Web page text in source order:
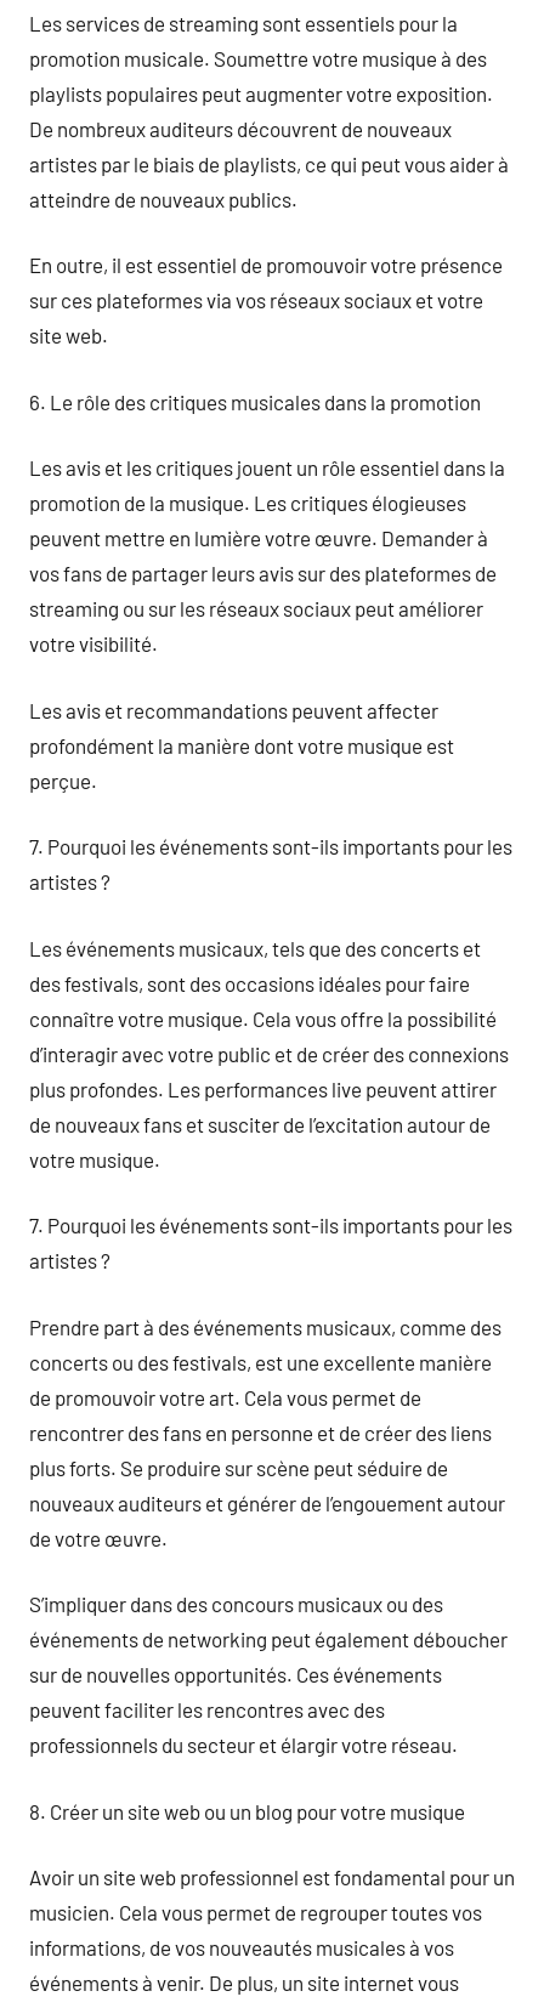
Les services de streaming sont essentiels pour la
promotion musicale. Soumettre votre musique à des
playlists populaires peut augmenter votre exposition.
De nombreux auditeurs découvrent de nouveaux
artistes par le biais de playlists, ce qui peut vous aider à
atteindre de nouveaux publics.
En outre, il est essentiel de promouvoir votre présence
sur ces plateformes via vos réseaux sociaux et votre
site web.
6. Le rôle des critiques musicales dans la promotion
Les avis et les critiques jouent un rôle essentiel dans la
promotion de la musique. Les critiques élogieuses
peuvent mettre en lumière votre œuvre. Demander à
vos fans de partager leurs avis sur des plateformes de
streaming ou sur les réseaux sociaux peut améliorer
votre visibilité.
Les avis et recommandations peuvent affecter
profondément la manière dont votre musique est
perçue.
7. Pourquoi les événements sont-ils importants pour les
artistes ?
Les événements musicaux, tels que des concerts et
des festivals, sont des occasions idéales pour faire
connaître votre musique. Cela vous offre la possibilité
d’interagir avec votre public et de créer des connexions
plus profondes. Les performances live peuvent attirer
de nouveaux fans et susciter de l’excitation autour de
votre musique.
7. Pourquoi les événements sont-ils importants pour les
artistes ?
Prendre part à des événements musicaux, comme des
concerts ou des festivals, est une excellente manière
de promouvoir votre art. Cela vous permet de
rencontrer des fans en personne et de créer des liens
plus forts. Se produire sur scène peut séduire de
nouveaux auditeurs et générer de l’engouement autour
de votre œuvre.
S’impliquer dans des concours musicaux ou des
événements de networking peut également déboucher
sur de nouvelles opportunités. Ces événements
peuvent faciliter les rencontres avec des
professionnels du secteur et élargir votre réseau.
8. Créer un site web ou un blog pour votre musique
Avoir un site web professionnel est fondamental pour un
musicien. Cela vous permet de regrouper toutes vos
informations, de vos nouveautés musicales à vos
événements à venir. De plus, un site internet vous